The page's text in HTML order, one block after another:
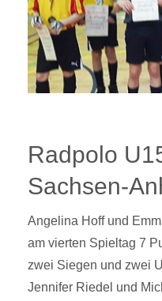
Radpolo
Sachsen-
Angelina Hoff und
am vierten Spieltag 7
zwei Siegen und zwei
Jennifer Riedel und